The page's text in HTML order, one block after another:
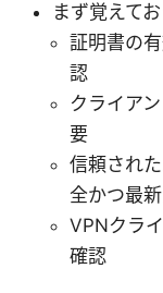
まず覚えて
証明書の
認
クライア
要
信頼され
全かつ最
VPNクラ
確認